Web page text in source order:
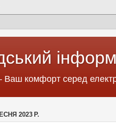
комфорт серед
2023 Р.